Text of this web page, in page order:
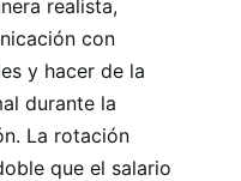
realista,
con
y hacer de la
durante la
La rotación
que el salario